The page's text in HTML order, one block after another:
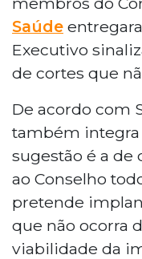
Saúde
Executivo
de cortes que
De acordo com
também integra
sugestão é a de
ao Conselho
pretende
que não ocorra
viabilidade da